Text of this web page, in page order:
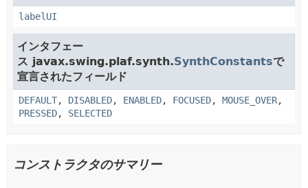
labelUI
インタフェー
ス javax.swing.plaf.synth.SynthConstantsで
宣言されたフィールド
DEFAULT, DISABLED, ENABLED, FOCUSED, MOUSE_OVER,
PRESSED, SELECTED
コンストラクタのサマリー